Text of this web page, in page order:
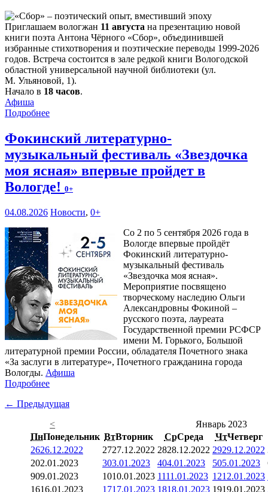
Приглашаем вологжан 11 августа на презентацию новой
книги поэта Антона Чёрного «Сбор», объединившей
избранные стихотворения и поэтические переводы 1999-2026
годов. Встреча состоится в зале редкой книги Вологодской
областной универсальной научной библиотеки (ул.
М. Ульяновой, 1).
Начало в 18 часов.
Афиша
Подробнее
Фокинский литературно-
музыкальный фестиваль «Звездочка
моя ясная» впервые пройдет в
Вологде! 0+
04.08.2026 Новости, 0+
Со 2 по 5 сентября 2026 года в
Вологде впервые пройдёт
Фокинский литературно-
музыкальный фестиваль
«Звездочка моя ясная».
Мероприятие посвящено
творческому наследию Ольги
Александровны Фокиной –
русского поэта, лауреата
Государственной премии РСФСР
имени М. Горького, Большой
литературной премии России, обладателя Почетного знака
«За заслуги в литературе», Почетного гражданина города
Вологды. Афиша
Подробнее
← Предыдущая
<
Январь 2023
ПнПонедельник ВтВторник СрСреда ЧтЧетверг
2626.12.2022 2727.12.2022 2828.12.2022 2929.12.2022
202.01.2023 303.01.2023 404.01.2023 505.01.2023
909.01.2023 1010.01.2023 1111.01.2023 1212.01.2023
1616.01.2023 1717.01.2023 1818.01.2023 1919.01.2023